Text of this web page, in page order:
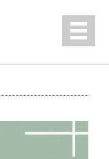
English